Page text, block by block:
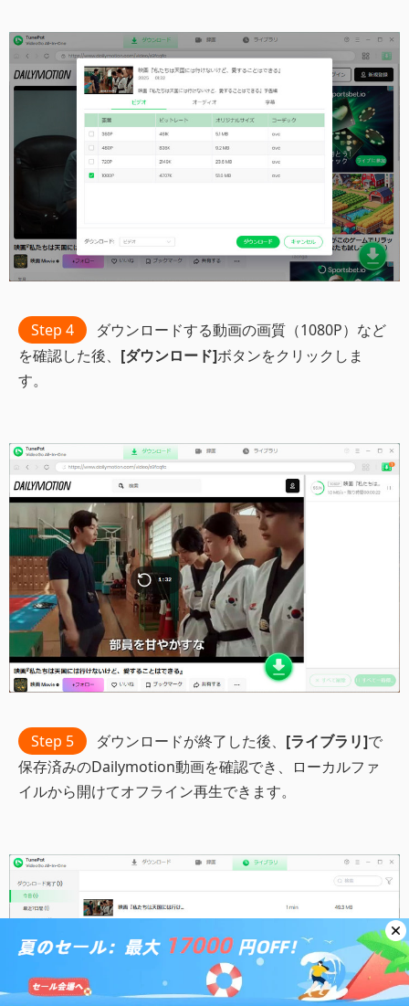
Step 4
ダウンロードする動画の画質（1080P）など
を確認した後、 [ダウンロード]ボタンをクリックしま
す。
Step 5 ダウンロードが終了した後、 [ライブラリ]で
保存済みのDailymotion動画を確認でき、ローカルファ
イルから開けてオフライン再生できます。